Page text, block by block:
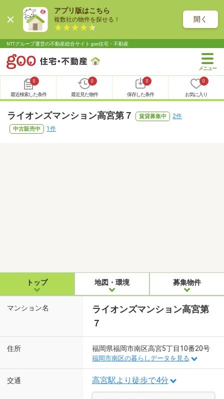
アプリ版はこちら
複数社の物件を探せる！ 開く
NTTグループ運営の不動産総合サイト goo住宅・不動産
0
最近検索した条件
0
最近見た物件
0
保存した条件
0
お気に入り
ライオンズマンション高宮第７ 賃貸募集中 2件
中古販売中 1件
トップ 地図・環境 募集物件
マンション名
ライオンズマンション高宮第
７
住所 福岡県福岡市南区高宮5丁目10番20号
福岡市南区の暮らしデータを見る
交通 高宮駅より徒歩で4分